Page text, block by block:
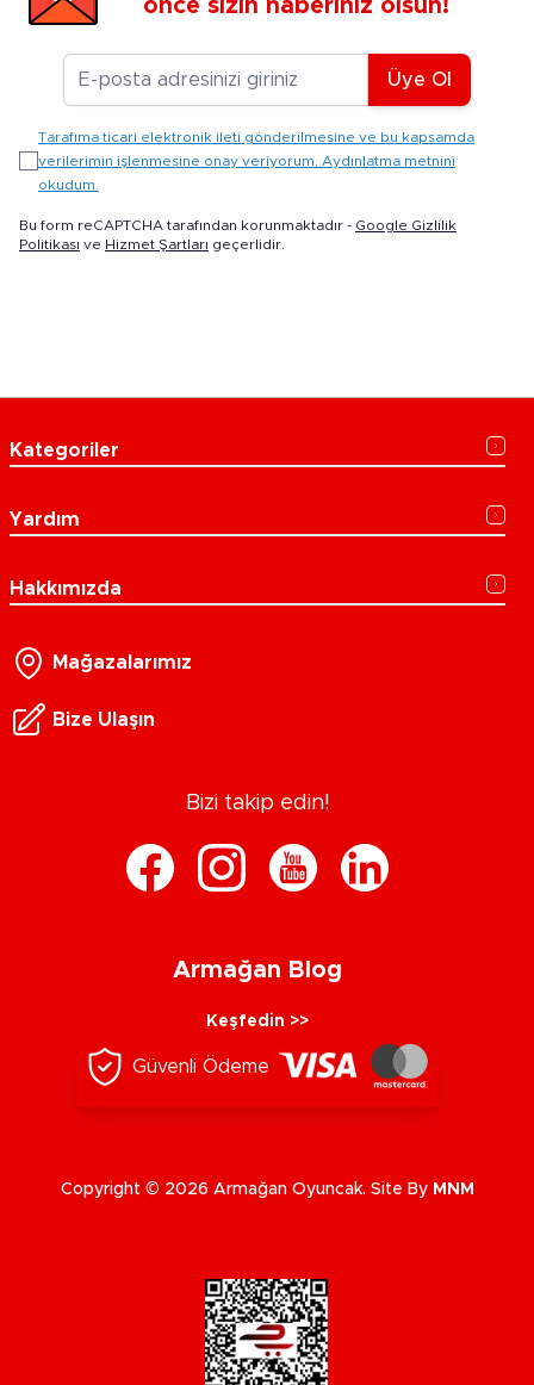
önce sizin haberiniz olsun!
E-posta Adresiniz
Üye Ol
Tarafıma ticari elektronik ileti gönderilmesine ve bu kapsamda
verilerimin işlenmesine onay veriyorum. Aydınlatma metnini
okudum.
Bu form reCAPTCHA tarafından korunmaktadır - Google Gizlilik
Politikası ve Hizmet Şartları geçerlidir.
Kategoriler
Yardım
Hakkımızda
Mağazalarımız
Bize Ulaşın
Bizi takip edin!
Armağan Blog
Keşfedin >>
Güvenli Ödeme
Copyright © 2026 Armağan Oyuncak. Site By MNM